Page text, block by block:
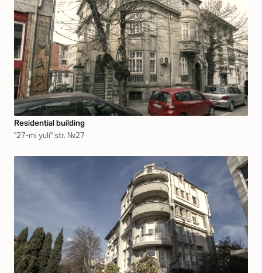
Residential building
"27-mi yuli" str. №27